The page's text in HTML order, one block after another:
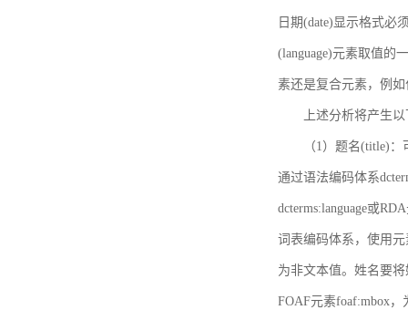
日期(date)显示格式必
(language)元素取值的
素还是复合元素，例
上述分析将产生
（1）题名(title)
通过语法编码体系
dcterms:language或
词表编码体系，使用元
为非文本值。姓名要
FOAF元素foaf:mbox，